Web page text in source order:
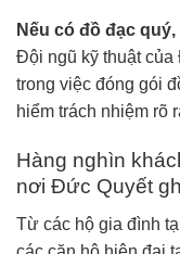
Nếu có đồ đạc
Đội ngũ kỹ thuật
trong việc đóng gói
hiểm trách nhiệm rõ
Hàng nghìn
nơi Đức Quyết
Từ các hộ gia đình